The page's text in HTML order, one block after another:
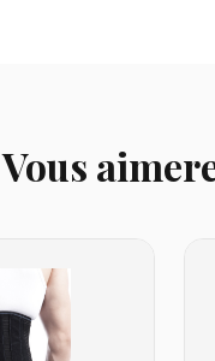
Vous